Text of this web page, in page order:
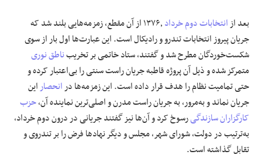
بعد ازانتخابات دوم خرداد
۱۳۷۶٫ از آن مقطع، زمزمه‌هایی بلند شد که
جریان پیروز انتخابات تندرو و رادیکال است. این عبارت‌ها اول بار از سوی
شکست‌خوردگان مطرح شد و گفتند، ستاد خاتمی بر تخریبناطق نوری
متمرکز شده و ذیل آن پروژه قاطبه جریان راست سنتی را بی‌اعتبار کرده و
حتی تمامیت نظام را هدف قرار داده است. این زمزمه‌‌ها درانحصاراین
جریان نماند و به‌مرور، به جریان راست مدرن و اصلی‌ترین نماینده آن،حزب
کارگزاران سازندگیرسوخ کرد و آن‌ها نیز گفتند جریانی در درون دوم خرداد،
به‌ترتیب در دولت، شورای شهر، مجلس و دیگر نهادها فرض را بر تندروی و
تقابل گذاشته است.